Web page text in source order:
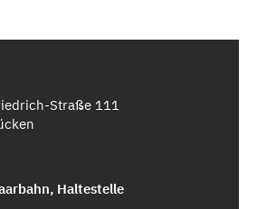
Straße 111
Haltestelle